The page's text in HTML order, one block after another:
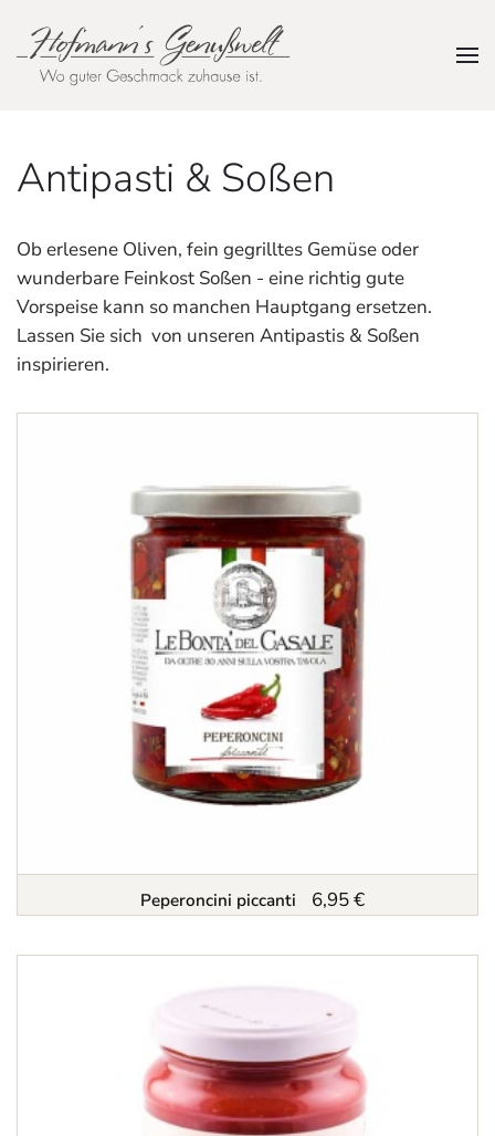
Zum Hauptinhalt springen
Antipasti & Soßen
Ob erlesene Oliven, fein gegrilltes Gemüse oder
wunderbare Feinkost Soßen - eine richtig gute
Vorspeise kann so manchen Hauptgang ersetzen.
Lassen Sie sich von unseren Antipastis & Soßen
inspirieren.
Peperoncini piccanti 6,95 €